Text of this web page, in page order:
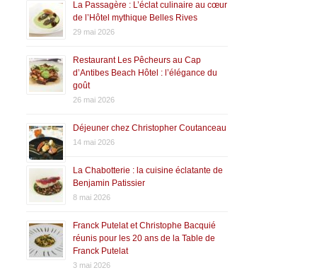
La Passagère : L’éclat culinaire au cœur
de l’Hôtel mythique Belles Rives
29 mai 2026
Restaurant Les Pêcheurs au Cap
d’Antibes Beach Hôtel : l’élégance du
goût
26 mai 2026
Déjeuner chez Christopher Coutanceau
14 mai 2026
La Chabotterie : la cuisine éclatante de
Benjamin Patissier
8 mai 2026
Franck Putelat et Christophe Bacquié
réunis pour les 20 ans de la Table de
Franck Putelat
3 mai 2026